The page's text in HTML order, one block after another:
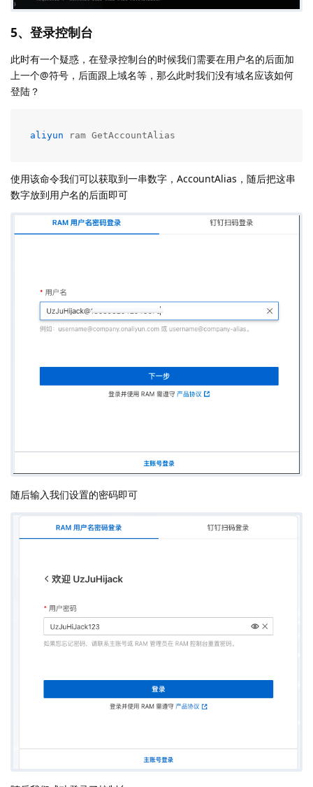
5、登录控制台
此时有一个疑惑，在登录控制台的时候我们需要在用户名的后面加
上一个@符号，后面跟上域名等，那么此时我们没有域名应该如何
登陆？
aliyun ram GetAccountAlias
使用该命令我们可以获取到一串数字，AccountAlias，随后把这串
数字放到用户名的后面即可
随后输入我们设置的密码即可